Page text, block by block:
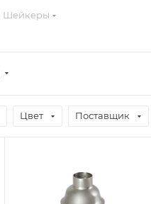
Шейкеры
Цвет Поставщик